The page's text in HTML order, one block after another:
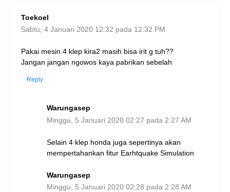
Toekoel
Sabtu, 4 Januari 2020 12:32 pada 12:32 PM
Pakai mesin 4 klep kira2 masih bisa irit g tuh??
Jangan jangan ngowos kaya pabrikan sebelah
Reply
Warungasep
Minggu, 5 Januari 2020 02:27 pada 2:27 AM
Selain 4 klep honda juga sepertinya akan
mempertahankan fitur Earhtquake Simulation
Warungasep
Minggu, 5 Januari 2020 02:28 pada 2:28 AM